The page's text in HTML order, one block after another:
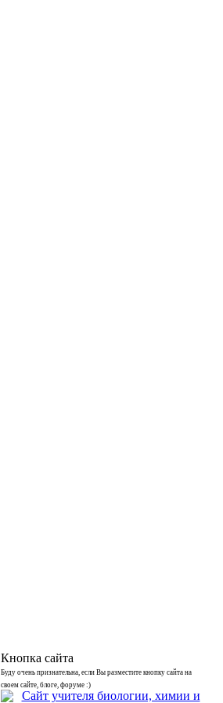
Кнопка сайта
Буду очень признательна, если Вы разместите кнопку сайта на
своем сайте, блоге, форуме :)